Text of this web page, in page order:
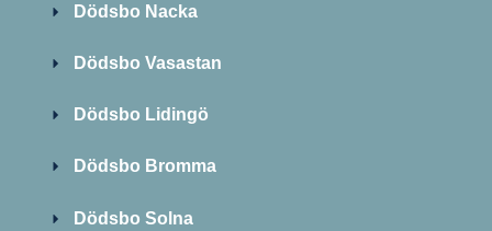
Dödsbo Nacka
Dödsbo Vasastan
Dödsbo Lidingö
Dödsbo Bromma
Dödsbo Solna